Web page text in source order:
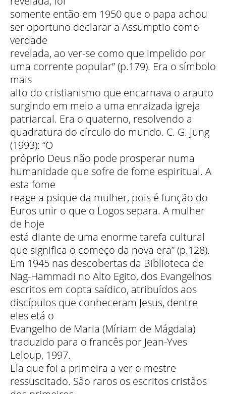
somente então em 1950 que o papa achou
ser oportuno declarar a Assumptio como
verdade
revelada, ao ver-se como que impelido por
uma corrente popular” (p.179). Era o símbolo
mais
alto do cristianismo que encarnava o arauto
surgindo em meio a uma enraizada igreja
patriarcal. Era o quaterno, resolvendo a
quadratura do círculo do mundo. C. G. Jung
(1993): “O
próprio Deus não pode prosperar numa
humanidade que sofre de fome espiritual. A
esta fome
reage a psique da mulher, pois é função do
Euros unir o que o Logos separa. A mulher
de hoje
está diante de uma enorme tarefa cultural
que significa o começo da nova era” (p.128).
Em 1945 nas descobertas da Biblioteca de
Nag-Hammadi no Alto Egito, dos Evangelhos
escritos em copta saídico, atribuídos aos
discípulos que conheceram Jesus, dentre
eles etá o
Evangelho de Maria (Míriam de Mágdala)
traduzido para o francês por Jean-Yves
Leloup, 1997.
Ela que foi a primeira a ver o mestre
ressuscitado. São raros os escritos cristãos